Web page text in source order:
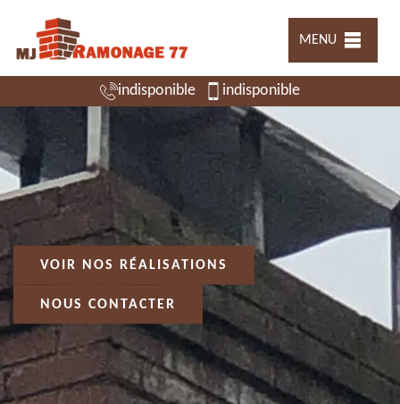
MENU
indisponible indisponible
VOIR NOS RÉALISATIONS
NOUS CONTACTER